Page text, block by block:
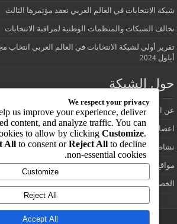
شبكة الانتخابات في العالم العربي تعقد مؤتمرها الثالث
تحالف الشبكات والمنظمات الوطنية لمراقبة الانتخابات
تقرير أولي لشبكة الانتخابات في العالم العربي انتخاب
أيلول 2024
حول الشبكة
عن الشبكة
اعضاء شبكة الانتخابات في العالم العربي
نشاطات الشبكة
مواقع انتخابية
الخصوصية
We respect your privacy
us improve your experience, deliver
content, and analyze traffic. You can
to allow by clickingCustomize.
All to consent orReject All to decline
non-essential cookies.
Customize
Reject All
Accept All